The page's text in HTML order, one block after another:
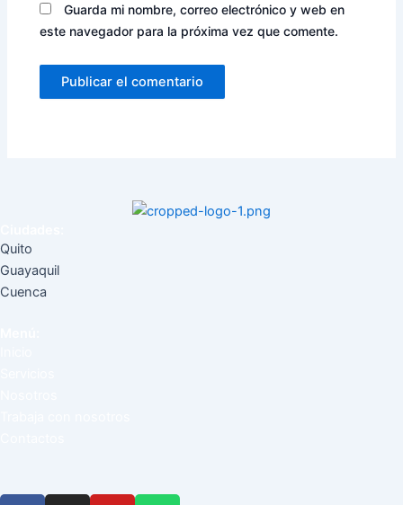
Guarda mi nombre, correo electrónico y web en
este navegador para la próxima vez que comente.
Quito
Guayaquil
Cuenca